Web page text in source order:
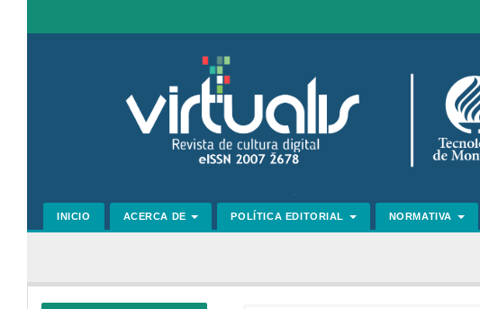
INICIO ACERCA DE POLÍTICA EDITORIAL NORMATIVA